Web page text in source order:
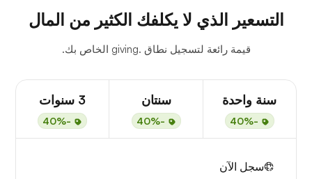
التسعير الذي لا يكلفك الكثير من المال
قيمة رائعة لتسجيل نطاق .giving الخاص بك.
سنة واحدة
-40%
سنتان
-40%
3 سنوات
-40%
سجل الآن